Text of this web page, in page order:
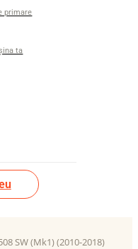
primare
ta
SW (Mk1) (2010-2018)